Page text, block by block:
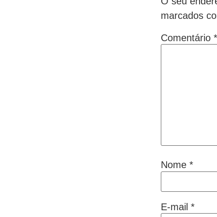
marcados
Comentário *
Nome *
E-mail *